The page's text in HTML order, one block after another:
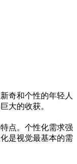
奇和个性的年轻人
大的收获。
点。个性化需求强
是视觉最基本的需